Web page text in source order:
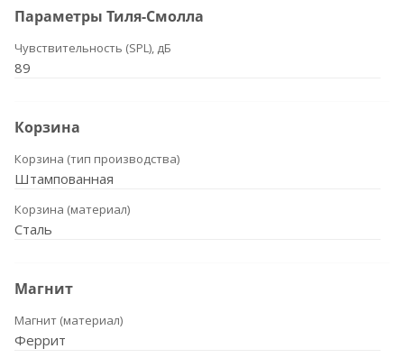
Параметры Тиля-Смолла
Чувствительность (SPL), дБ
89
Корзина
Корзина (тип производства)
Штампованная
Корзина (материал)
Сталь
Магнит
Магнит (материал)
Феррит